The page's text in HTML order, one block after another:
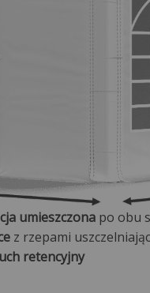
umieszczona po obu
z rzepami
retencyjny